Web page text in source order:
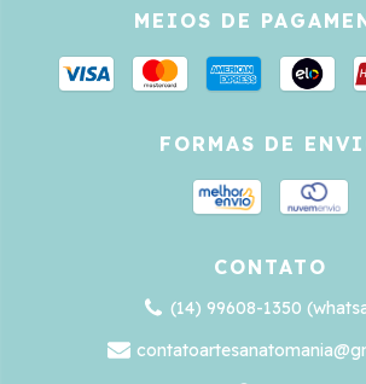
MEIOS DE
FORMAS DE
CONTATO
(14) 99608-1350